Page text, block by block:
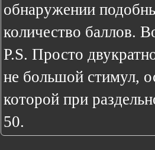
обнаружении
количество баллов.
P.S. Просто
не большой стимул,
которой при
50.